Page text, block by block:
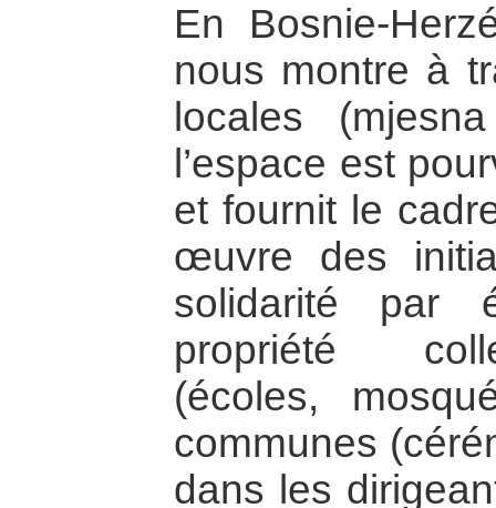
En Bosnie-
nous montre à
locales
l’espace est
et fournit le
œuvre des
solidarité par
propriété
(écoles,
communes
dans les